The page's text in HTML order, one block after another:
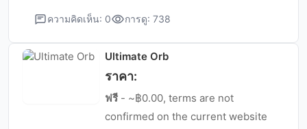
ความคิดเห็น: 0 การดู: 738
Ultimate Orb
ราคา:
ฟรี- ~฿0.00, terms are not
confirmed on the current website